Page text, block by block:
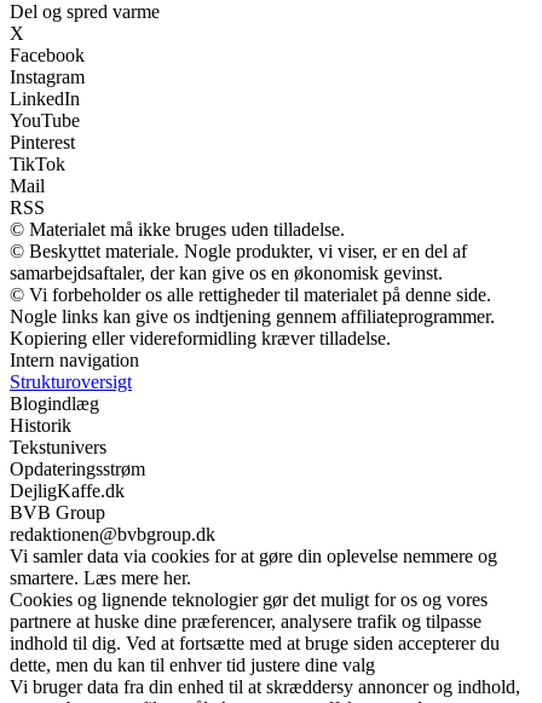
Del og spred varme
X
Facebook
Instagram
LinkedIn
YouTube
Pinterest
TikTok
Mail
RSS
© Materialet må ikke bruges uden tilladelse.
© Beskyttet materiale. Nogle produkter, vi viser, er en del af
samarbejdsaftaler, der kan give os en økonomisk gevinst.
© Vi forbeholder os alle rettigheder til materialet på denne side.
Nogle links kan give os indtjening gennem affiliateprogrammer.
Kopiering eller videreformidling kræver tilladelse.
Intern navigation
Strukturoversigt
Blogindlæg
Historik
Tekstunivers
Opdateringsstrøm
DejligKaffe.dk
BVB Group
redaktionen@bvbgroup.dk
Vi samler data via cookies for at gøre din oplevelse nemmere og
smartere. Læs mere her.
Cookies og lignende teknologier gør det muligt for os og vores
partnere at huske dine præferencer, analysere trafik og tilpasse
indhold til dig. Ved at fortsætte med at bruge siden accepterer du
dette, men du kan til enhver tid justere dine valg
Vi bruger data fra din enhed til at skræddersy annoncer og indhold,